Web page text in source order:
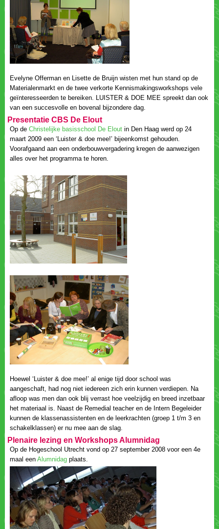
Evelyne Offerman en Lisette de Bruijn wisten met hun stand op de
Materialenmarkt en de twee verkorte Kennismakingsworkshops vele
geïnteresseerden te bereiken. LUISTER & DOE MEE spreekt dan ook
Op de
in Den Haag werd op 24
maart 2009 een ‘Luister & doe mee!’ bijeenkomst gehouden.
Voorafgaand aan een onderbouwvergadering kregen de aanwezigen
Hoewel ‘Luister & doe mee!’ al enige tijd door school was
aangeschaft, had nog niet iedereen zich erin kunnen verdiepen. Na
afloop was men dan ook blij verrast hoe veelzijdig en breed inzetbaar
het materiaal is. Naast de Remedial teacher en de Intern Begeleider
kunnen de klassenassistenten en de leerkrachten (groep 1 t/m 3 en
Op de Hogeschool Utrecht vond op 27 september 2008 voor een 4e
maal een
plaats.